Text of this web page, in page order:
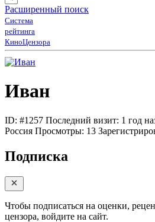
Расширенный поиск
Система
рейтинга
КиноЦензора
Иван
ID: #1257 Последний визит: 1 год
Россия Просмотры: 13
Подписка
Чтобы подписаться на оценки,
цензора, войдите на сайт.